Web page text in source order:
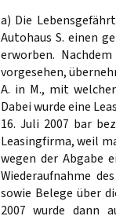
a) Die
Autohaus S. einen
erworben.
vorgesehen,
A. in M., mit
Dabei wurde eine
16. Juli 2007 bar
Leasingfirma, weil
wegen der Abgabe
Wiederaufnahme
sowie Belege über
2007 wurde dann